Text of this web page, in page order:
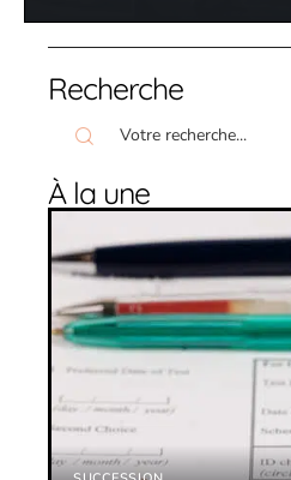
Recherche
À la une